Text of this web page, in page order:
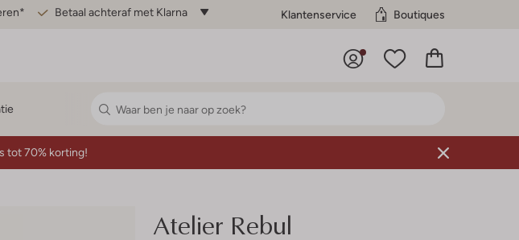
Betaal achteraf met Klarna Klantenservice Boutiques
tot 70% korting!
Atelier Rebul